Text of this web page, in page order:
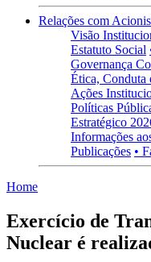
Relações com
Visão
Estatuto Social
Governança
Ética, Conduta
Ações
Políticas
Estratégico
Informações
Publicações •
Home
Exercício de
Nuclear é